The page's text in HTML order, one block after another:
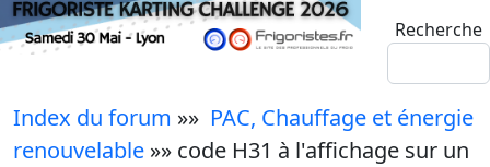
Recherche
Index du forum »» PAC, Chauffage et énergie
renouvelable »» code H31 à l'affichage sur un